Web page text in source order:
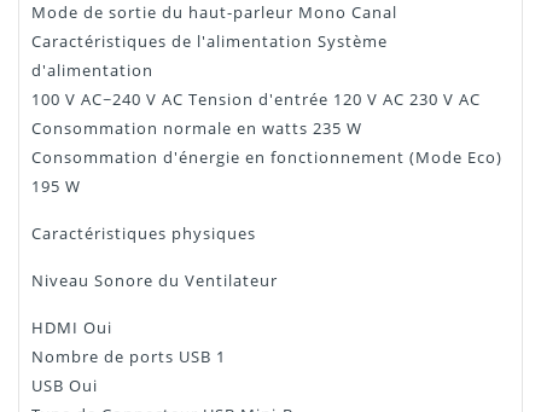
Mode de sortie du haut-parleur Mono Canal
Caractéristiques de l'alimentation Système
d'alimentation
100 V AC~240 V AC Tension d'entrée 120 V AC 230 V AC
Consommation normale en watts 235 W
Consommation d'énergie en fonctionnement (Mode Eco)
195 W
Caractéristiques physiques
Niveau Sonore du Ventilateur
HDMI Oui
Nombre de ports USB 1
USB Oui